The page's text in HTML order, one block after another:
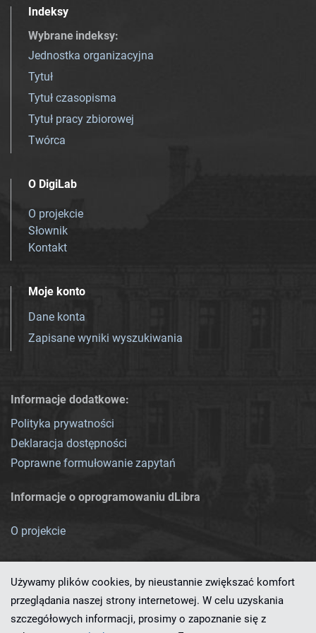
Indeksy
Wybrane indeksy:
Jednostka organizacyjna
Tytuł
Tytuł czasopisma
Tytuł pracy zbiorowej
Twórca
O DigiLab
O projekcie
Słownik
Kontakt
Moje konto
Dane konta
Zapisane wyniki wyszukiwania
Informacje dodatkowe:
Polityka prywatności
Deklaracja dostępności
Poprawne formułowanie zapytań
Informacje o oprogramowaniu dLibra
O projekcie
Używamy plików cookies, by nieustannie zwiększać komfort
przeglądania naszej strony internetowej. W celu uzyskania
szczegółowych informacji, prosimy o zapoznanie się z